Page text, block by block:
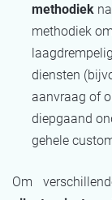
methodiek
methodiek
diensten
aanvraag of
diepgaand
gehele
Om